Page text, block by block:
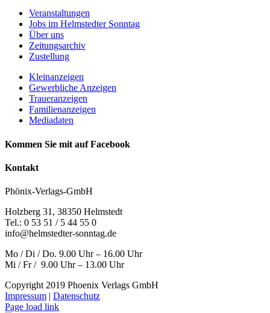
Veranstaltungen
Jobs im Helmstedter Sonntag
Über uns
Zeitungsarchiv
Zustellung
Kleinanzeigen
Gewerbliche Anzeigen
Traueranzeigen
Familienanzeigen
Mediadaten
Kommen Sie mit auf Facebook
Kontakt
Phönix-Verlags-GmbH
Holzberg 31, 38350 Helmstedt
Tel.: 0 53 51 / 5 44 55 0
info@helmstedter-sonntag.de
Mo / Di / Do. 9.00 Uhr – 16.00 Uhr
Mi / Fr / 9.00 Uhr – 13.00 Uhr
Copyright 2019 Phoenix Verlags GmbH
Impressum | Datenschutz
Page load link